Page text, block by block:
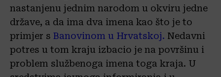
nastanjenu jednim narodom u okviru jedne
države, a da ima dva imena kao što je to
primjer s Banovinom u Hrvatskoj. Nedavni
potres u tom kraju izbacio je na površinu i
problem službenoga imena toga kraja. U